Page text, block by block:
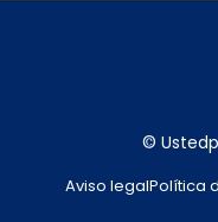
©
Aviso legalPolítica